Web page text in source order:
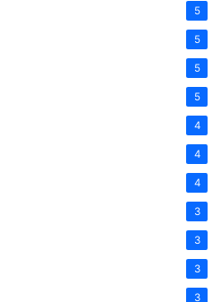
5
5
5
5
4
4
4
3
3
3
3